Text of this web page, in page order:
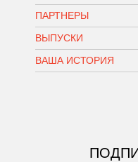
ПАРТНЕРЫ
ВЫПУСКИ
ВАША ИСТОРИЯ